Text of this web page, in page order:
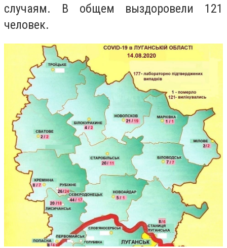
случаям. В общем выздоровели 121
человек.